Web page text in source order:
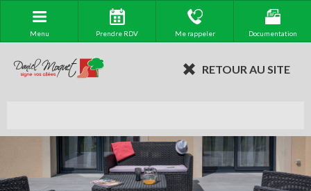
Menu Prendre RDV Me rappeler Documentation
RETOUR AU SITE